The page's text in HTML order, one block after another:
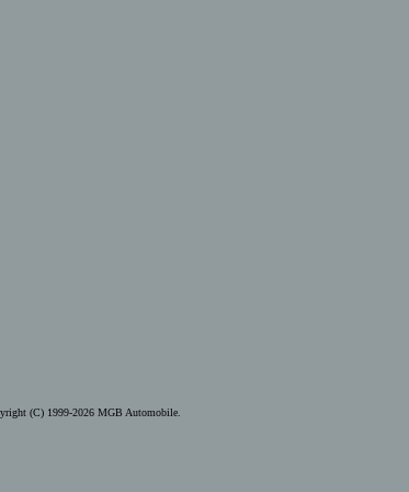
(C) 1999-2026 MGB Automobile.